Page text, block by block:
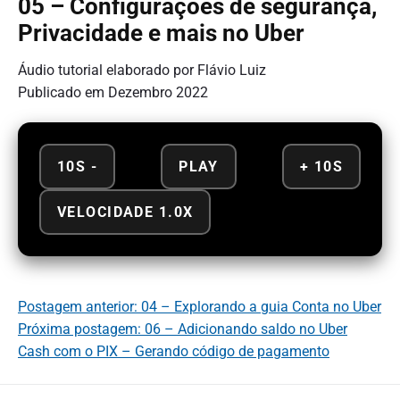
05 – Configurações de segurança,
Privacidade e mais no Uber
Áudio tutorial elaborado por Flávio Luiz
Publicado em Dezembro 2022
10S - PLAY + 10S
VELOCIDADE 1.0X
Postagem anterior: 04 – Explorando a guia Conta no Uber
Próxima postagem: 06 – Adicionando saldo no Uber
Cash com o PIX – Gerando código de pagamento